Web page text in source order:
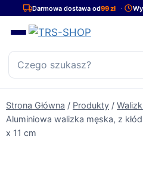
PrzejdźDarmowa dostawa od99 zł
Strona Główna / Produkty /
Aluminiowa walizka męska, z
x 11 cm